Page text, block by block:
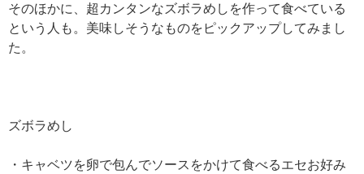
そのほかに、超カンタンなズボラめしを作って食べている
という人も。美味しそうなものをピックアップしてみまし
た。
ズボラめし
・キャベツを卵で包んでソースをかけて食べるエセお好み